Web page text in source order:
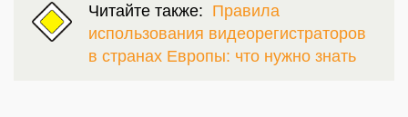
Читайте также: Правила
использования видеорегистраторов
в странах Европы: что нужно знать